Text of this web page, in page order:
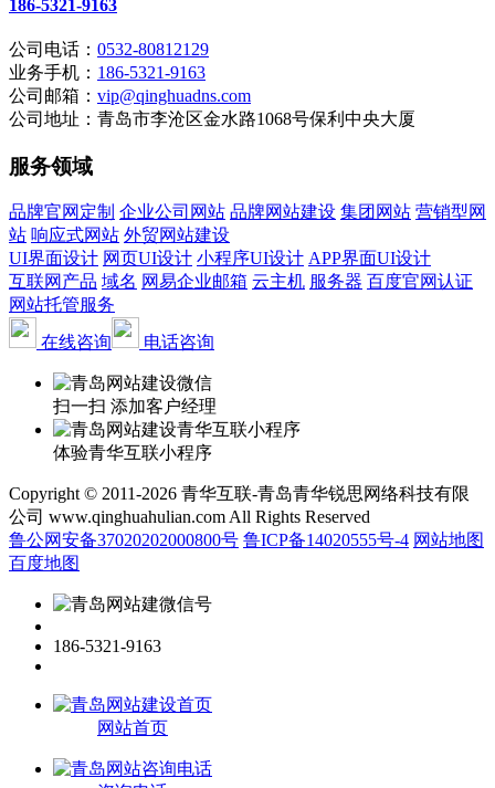
186-5321-9163
公司电话： 0532-80812129
业务手机： 186-5321-9163
公司邮箱： vip@qinghuadns.com
公司地址：青岛市李沧区金水路1068号保利中央大厦
服务领域
品牌官网定制 企业公司网站 品牌网站建设 集团网站 营销型网
站 响应式网站 外贸网站建设
UI界面设计 网页UI设计 小程序UI设计 APP界面UI设计
互联网产品 域名 网易企业邮箱 云主机 服务器 百度官网认证
网站托管服务
在线咨询
电话咨询
扫一扫 添加客户经理
体验青华互联小程序
Copyright © 2011-2026 青华互联-青岛青华锐思网络科技有限
公司 www.qinghuahulian.com All Rights Reserved
鲁公网安备37020202000800号 鲁ICP备14020555号-4 网站地图
百度地图
186-5321-9163
网站首页